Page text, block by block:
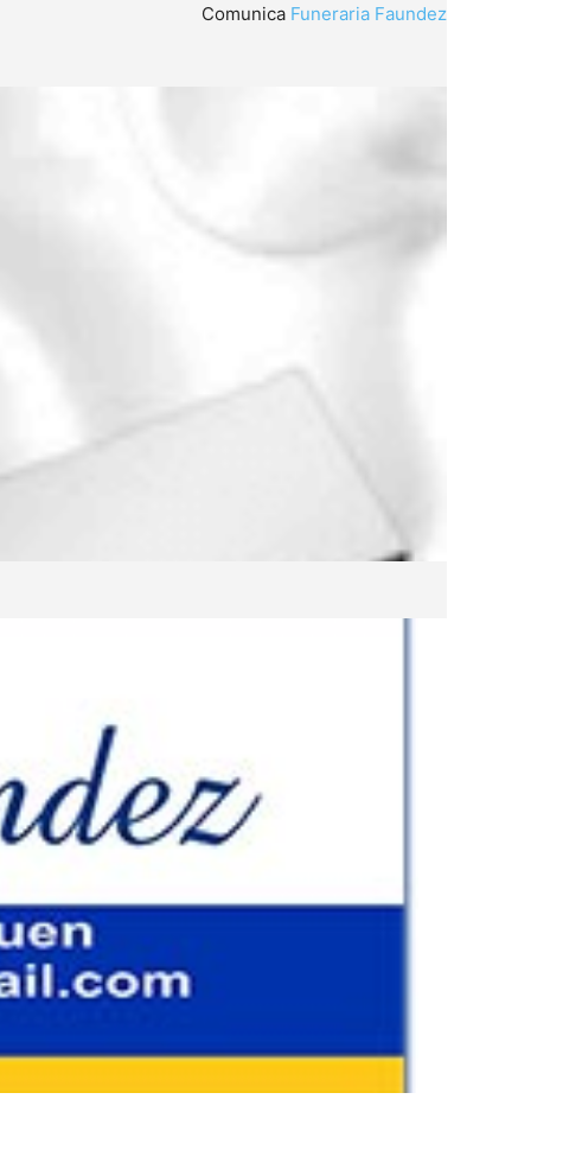
Comunica Funeraria Faundez